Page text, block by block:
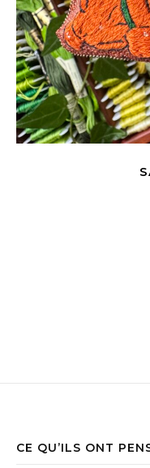
CE QU’ILS ONT